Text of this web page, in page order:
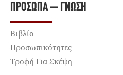
ΠΡΌΣΩΠΑ – ΓΝΏΣΗ
Βιβλία
Προσωπικότητες
Τροφή Για Σκέψη